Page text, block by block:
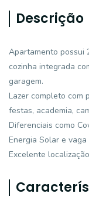
Descrição
Apartamento possui
cozinha integrada
garagem.
Lazer completo com
festas, academia,
Diferenciais como
Energia Solar e
Excelente